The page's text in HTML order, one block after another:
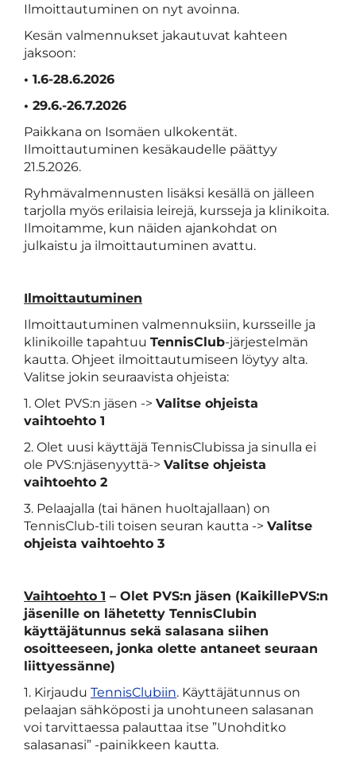
Ilmoittautuminen on nyt avoinna.
Kesän valmennukset jakautuvat kahteen
jaksoon:
• 1.6-28.6.2026
• 29.6.-26.7.2026
Paikkana on Isomäen ulkokentät.
Ilmoittautuminen kesäkaudelle päättyy
21.5.2026.
Ryhmävalmennusten lisäksi kesällä on jälleen
tarjolla myös erilaisia leirejä, kursseja ja klinikoita.
Ilmoitamme, kun näiden ajankohdat on
julkaistu ja ilmoittautuminen avattu.
Ilmoittautuminen
Ilmoittautuminen valmennuksiin, kursseille ja
klinikoille tapahtuu TennisClub-järjestelmän
kautta. Ohjeet ilmoittautumiseen löytyy alta.
Valitse jokin seuraavista ohjeista:
1. Olet PVS:n jäsen -> Valitse ohjeista
vaihtoehto 1
2. Olet uusi käyttäjä TennisClubissa ja sinulla ei
ole PVS:njäsenyyttä-> Valitse ohjeista
vaihtoehto 2
3. Pelaajalla (tai hänen huoltajallaan) on
TennisClub-tili toisen seuran kautta -> Valitse
ohjeista vaihtoehto 3
Vaihtoehto 1 – Olet PVS:n jäsen (KaikillePVS:n
jäsenille on lähetetty TennisClubin
käyttäjätunnus sekä salasana siihen
osoitteeseen, jonka olette antaneet seuraan
liittyessänne)
1. Kirjaudu TennisClubiin. Käyttäjätunnus on
pelaajan sähköposti ja unohtuneen salasanan
voi tarvittaessa palauttaa itse ”Unohditko
salasanasi” -painikkeen kautta.